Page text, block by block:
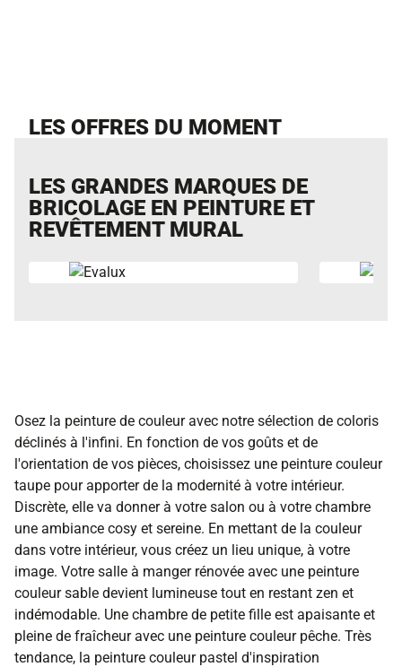
LES OFFRES DU MOMENT
LES GRANDES MARQUES DE
BRICOLAGE EN PEINTURE ET
REVÊTEMENT MURAL
Osez la peinture de couleur avec notre sélection de coloris
déclinés à l'infini. En fonction de vos goûts et de
l'orientation de vos pièces, choisissez une peinture couleur
taupe pour apporter de la modernité à votre intérieur.
Discrète, elle va donner à votre salon ou à votre chambre
une ambiance cosy et sereine. En mettant de la couleur
dans votre intérieur, vous créez un lieu unique, à votre
image. Votre salle à manger rénovée avec une peinture
couleur sable devient lumineuse tout en restant zen et
indémodable. Une chambre de petite fille est apaisante et
pleine de fraîcheur avec une peinture couleur pêche. Très
tendance, la peinture couleur pastel d'inspiration